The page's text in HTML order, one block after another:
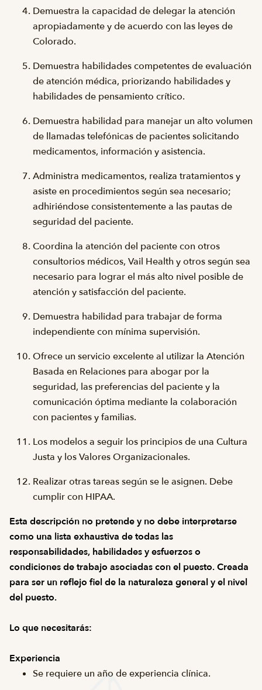
Demuestra la capacidad de delegar la atención
apropiadamente y de acuerdo con las leyes de
Colorado.
Demuestra habilidades competentes de evaluación
de atención médica, priorizando habilidades y
habilidades de pensamiento crítico.
Demuestra habilidad para manejar un alto volumen
de llamadas telefónicas de pacientes solicitando
medicamentos, información y asistencia.
Administra medicamentos, realiza tratamientos y
asiste en procedimientos según sea necesario;
adhiriéndose consistentemente a las pautas de
seguridad del paciente.
Coordina la atención del paciente con otros
consultorios médicos, Vail Health y otros según sea
necesario para lograr el más alto nivel posible de
atención y satisfacción del paciente.
Demuestra habilidad para trabajar de forma
independiente con mínima supervisión.
Ofrece un servicio excelente al utilizar la Atención
Basada en Relaciones para abogar por la
seguridad, las preferencias del paciente y la
comunicación óptima mediante la colaboración
con pacientes y familias.
Los modelos a seguir los principios de una Cultura
Justa y los Valores Organizacionales.
Realizar otras tareas según se le asignen. Debe
cumplir con HIPAA.
Esta descripción no pretende y no debe interpretarse
como una lista exhaustiva de todas las
responsabilidades, habilidades y esfuerzos o
condiciones de trabajo asociadas con el puesto. Creada
para ser un reflejo fiel de la naturaleza general y el nivel
del puesto.
Lo que necesitarás:
Experiencia
Se requiere un año de experiencia clínica.